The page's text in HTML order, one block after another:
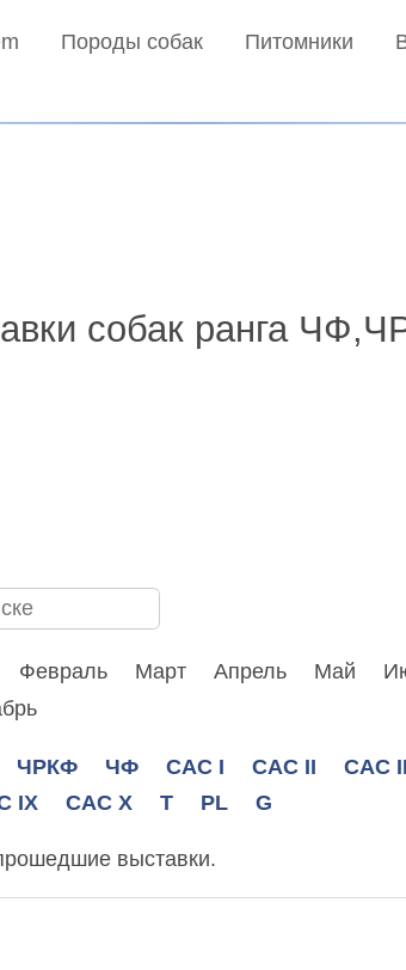
Породы собак Питомники
собак ранга
Февраль Март Апрель Май
ЧРКФ ЧФ CAC I CAC II CAC
IX CAC X T PL G
выставки.